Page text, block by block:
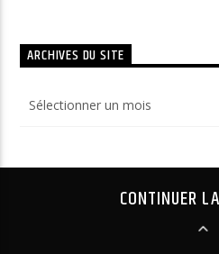
ARCHIVES DU SITE
du
CONTINUER